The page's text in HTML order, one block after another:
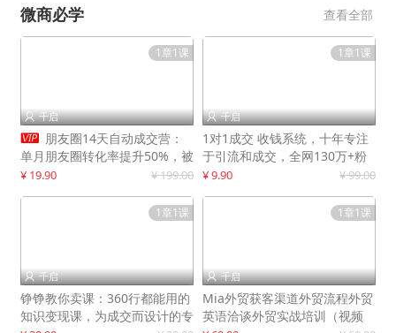
微商必学 查看全部
1章1课
 千启
 朋友圈14天自动成交营：
单月朋友圈转化率提升50%，被
动收入超3万元
¥ 19.90 ¥ 199.00
1章1课
 千启
1对1成交 收钱系统，十年专注
于引流和成交，全网130万+粉
丝
¥ 9.90 ¥ 99.00
1章1课
 千启
铮铮教你卖课：360行都能用的
知识变现课，为成交而设计的专
1章1课
 千启
Mia外贸获客渠道外贸流程外贸
英语洽谈外贸实战培训（视频